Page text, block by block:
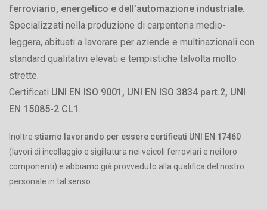
ferroviario, energetico e dell’automazione industriale.
Specializzati nella produzione di carpenteria medio-
leggera, abituati a lavorare per aziende e multinazionali con
standard qualitativi elevati e tempistiche talvolta molto
strette.
Certificati UNI EN ISO 9001, UNI EN ISO 3834 part.2, UNI
EN 15085-2 CL1 .
Inoltre stiamo lavorando per essere certificati UNI EN 17460
(lavori di incollaggio e sigillatura nei veicoli ferroviari e nei loro
componenti) e abbiamo già provveduto alla qualifica del nostro
personale in tal senso.